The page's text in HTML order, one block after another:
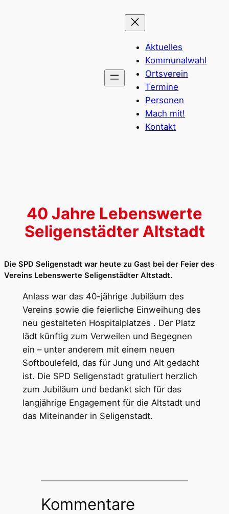
Aktuelles
Kommunalwahl
Ortsverein
Termine
Personen
Mach mit!
Kontakt
40 Jahre Lebenswerte
Seligenstädter Altstadt
Die SPD Seligenstadt war heute zu Gast bei der Feier des
Vereins Lebenswerte Seligenstädter Altstadt.
Anlass war das 40-jährige Jubiläum des
Vereins sowie die feierliche Einweihung des
neu gestalteten Hospitalplatzes . Der Platz
lädt künftig zum Verweilen und Begegnen
ein – unter anderem mit einem neuen
Softboulefeld, das für Jung und Alt gedacht
ist. Die SPD Seligenstadt gratuliert herzlich
zum Jubiläum und bedankt sich für das
langjährige Engagement für die Altstadt und
das Miteinander in Seligenstadt.
Kommentare